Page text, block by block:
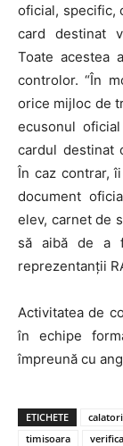
oficial, specific,
card destinat
Toate acestea
controlor. “În
orice mijloc de
ecusonul
cardul destinat
În caz contrar,
document
elev, carnet de
să aibă de a
reprezentanții
Activitatea de
în echipe
împreună cu
ETICHETE calatori
timisoara